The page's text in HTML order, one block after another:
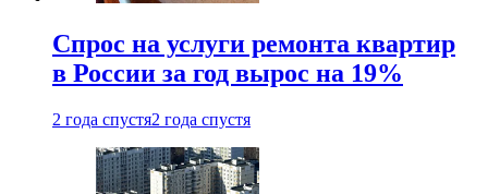
Спрос на услуги ремонта квартир
в России за год вырос на 19%
2 года спустя2 года спустя